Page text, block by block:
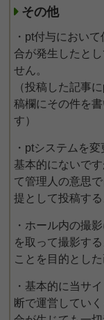
その他
・pt付与におい
合が発生したと
せん。
（投稿した記事
稿欄にその件を
す）
・ptシステムを
基本的にないで
て管理人の意思
提として投稿す
・ホール内の撮
を取って撮影す
ことを目的とし
・基本的に当サ
断で運営してい